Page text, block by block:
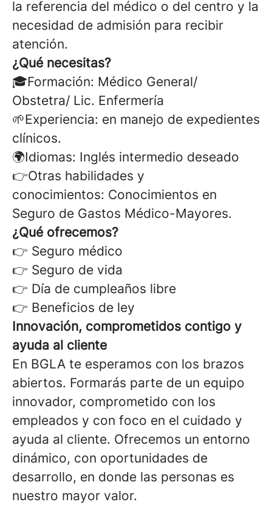
la referencia del médico o del centro y la
necesidad de admisión para recibir
atención.
¿Qué necesitas?
🎓Formación: Médico General/
Obstetra/ Lic. Enfermería
🌱Experiencia: en manejo de expedientes
clínicos.
🌍Idiomas: Inglés intermedio deseado
👉Otras habilidades y
conocimientos: Conocimientos en
Seguro de Gastos Médico-Mayores.
¿Qué ofrecemos?
👉 Seguro médico
👉 Seguro de vida
👉 Día de cumpleaños libre
👉 Beneficios de ley
Innovación, comprometidos contigo y
ayuda al cliente
En BGLA te esperamos con los brazos
abiertos. Formarás parte de un equipo
innovador, comprometido con los
empleados y con foco en el cuidado y
ayuda al cliente. Ofrecemos un entorno
dinámico, con oportunidades de
desarrollo, en donde las personas es
nuestro mayor valor.